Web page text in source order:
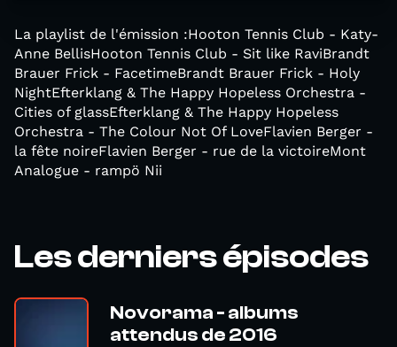
La playlist de l'émission :Hooton Tennis Club - Katy-
Anne BellisHooton Tennis Club - Sit like RaviBrandt
Brauer Frick - FacetimeBrandt Brauer Frick - Holy
NightEfterklang & The Happy Hopeless Orchestra -
Cities of glassEfterklang & The Happy Hopeless
Orchestra - The Colour Not Of LoveFlavien Berger -
la fête noireFlavien Berger - rue de la victoireMont
Analogue - rampö Nii
Les derniers épisodes
Novorama - albums
attendus de 2016